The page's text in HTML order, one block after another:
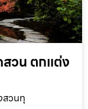
วน ตกแต่ง
สวนทุ